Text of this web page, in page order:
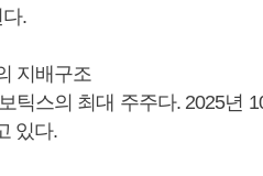
.
지배구조
틱스의 최대 주주다. 2025년
있다.